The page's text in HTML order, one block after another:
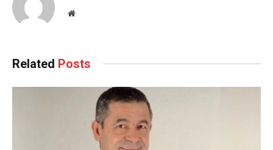
Website
Related Posts